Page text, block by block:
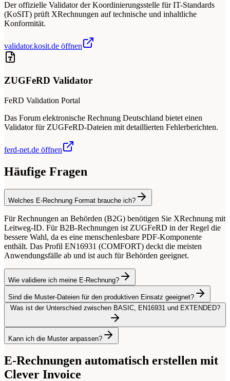
Der offizielle Validator der Koordinierungsstelle für IT-Standards
(KoSIT) prüft XRechnungen auf technische und inhaltliche
Konformität.
validator.kosit.de öffnen
ZUGFeRD Validator
FeRD Validation Portal
Das Forum elektronische Rechnung Deutschland bietet einen
Validator für ZUGFeRD-Dateien mit detaillierten Fehlerberichten.
ferd-net.de öffnen
Häufige Fragen
Welches E-Rechnung Format brauche ich?
Für Rechnungen an Behörden (B2G) benötigen Sie XRechnung mit
Leitweg-ID. Für B2B-Rechnungen ist ZUGFeRD in der Regel die
bessere Wahl, da es eine menschenlesbare PDF-Komponente
enthält. Das Profil EN16931 (COMFORT) deckt die meisten
Anwendungsfälle ab und ist auch für Behörden geeignet.
Wie validiere ich meine E-Rechnung?
Sind die Muster-Dateien für den produktiven Einsatz geeignet?
Was ist der Unterschied zwischen BASIC, EN16931 und EXTENDED?
Kann ich die Muster anpassen?
E-Rechnungen automatisch erstellen mit
Clever Invoice